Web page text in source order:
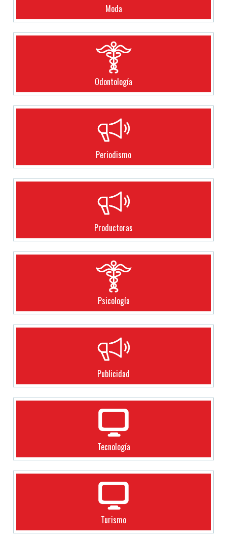
Moda
Odontología
Periodismo
Productoras
Psicología
Publicidad
Tecnología
Turismo